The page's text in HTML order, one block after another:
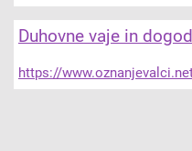
Duhovne vaje in
https://